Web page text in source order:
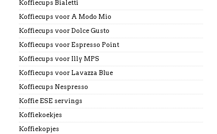
Koffiecups Bialetti
Koffiecups voor A Modo Mio
Koffiecups voor Dolce Gusto
Koffiecups voor Espresso Point
Koffiecups voor Illy MPS
Koffiecups voor Lavazza Blue
Koffiecups Nespresso
Koffie ESE servings
Koffiekoekjes
Koffiekopjes